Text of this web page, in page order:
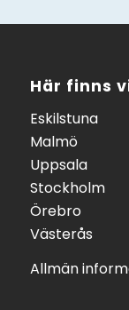
Här finns
Eskilstuna
Malmö
Uppsala
Stockholm
Örebro
Västerås
Allmän